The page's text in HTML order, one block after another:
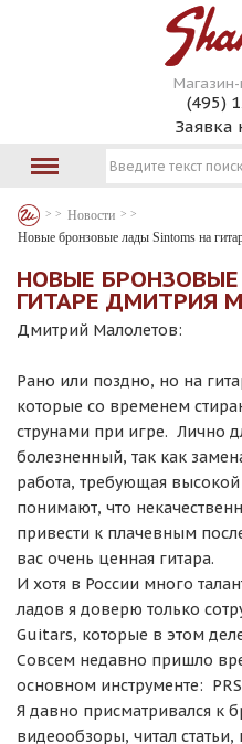
Магазин-
(495)
Заявка
Новости
Новые бронзовые лады Sintoms на
НОВЫЕ БРОНЗОВЫЕ
ГИТАРЕ ДМИТРИЯ
Дмитрий Малолетов:
Рано или поздно, но на
которые со временем
струнами при игре. Лично
болезненный, так как
работа, требующая
понимают, что
привести к плачевным
вас очень ценная гитара.
И хотя в России много
ладов я доверю только
Guitars, которые в этом
Совсем недавно пришло
основном инструменте:
Я давно присматривался к
видеообзоры, читал